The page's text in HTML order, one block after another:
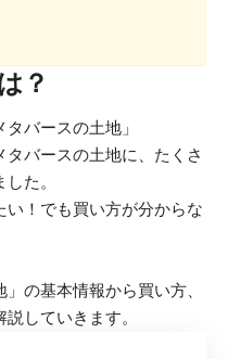
？
バースの土地」
バースの土地に、たくさ
た。
！でも買い方が分からな
の基本情報から買い方、
していきます。